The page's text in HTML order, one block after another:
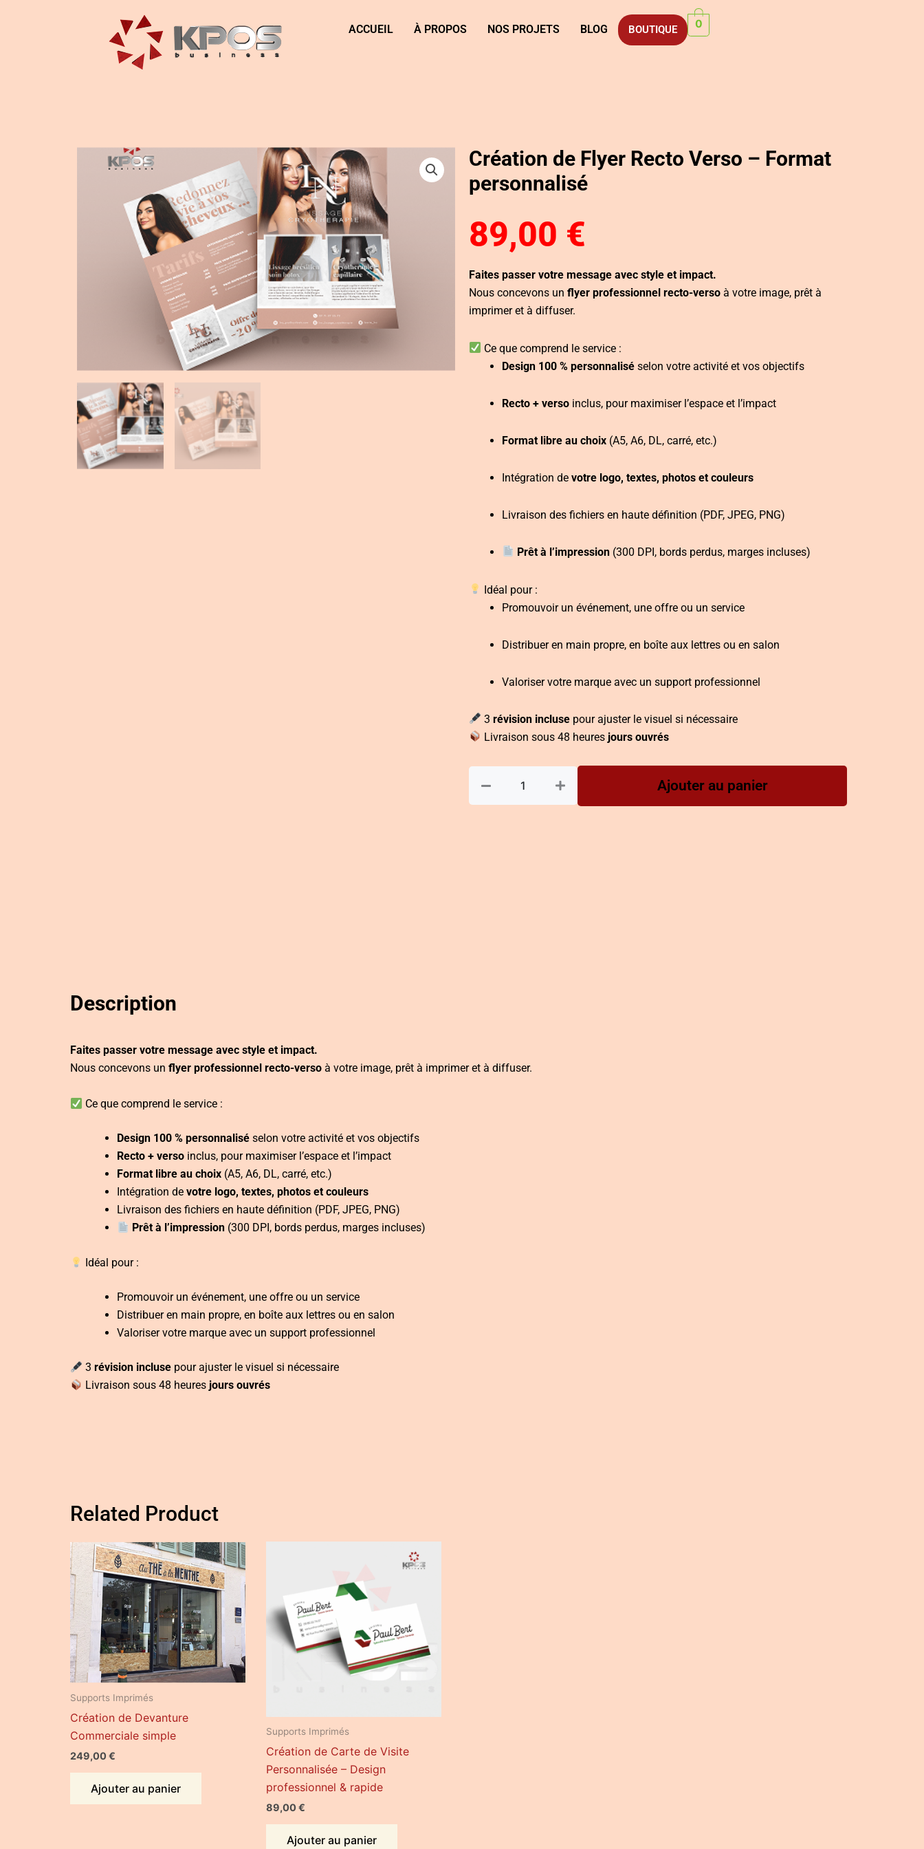
ACCUEIL À PROPOS NOS PROJETS BLOG BOUTIQUE 0
Création de Flyer Recto Verso – Format
personnalisé
89,00 €
Faites passer votre message avec style et impact.
Nous concevons un flyer professionnel recto-verso à votre image, prêt à
imprimer et à diffuser.
Ce que comprend le service :
Design 100 % personnalisé selon votre activité et vos objectifs
Recto + verso inclus, pour maximiser l’espace et l’impact
Format libre au choix (A5, A6, DL, carré, etc.)
Intégration de votre logo, textes, photos et couleurs
Livraison des fichiers en haute définition (PDF, JPEG, PNG)
Prêt à l’impression (300 DPI, bords perdus, marges incluses)
Idéal pour :
Promouvoir un événement, une offre ou un service
Distribuer en main propre, en boîte aux lettres ou en salon
Valoriser votre marque avec un support professionnel
3 révision incluse pour ajuster le visuel si nécessaire
Livraison sous 48 heures jours ouvrés
Ajouter au panier
Description
Faites passer votre message avec style et impact.
Nous concevons un flyer professionnel recto-verso à votre image, prêt à imprimer et à diffuser.
Ce que comprend le service :
Design 100 % personnalisé selon votre activité et vos objectifs
Recto + verso inclus, pour maximiser l’espace et l’impact
Format libre au choix (A5, A6, DL, carré, etc.)
Intégration de votre logo, textes, photos et couleurs
Livraison des fichiers en haute définition (PDF, JPEG, PNG)
Prêt à l’impression (300 DPI, bords perdus, marges incluses)
Idéal pour :
Promouvoir un événement, une offre ou un service
Distribuer en main propre, en boîte aux lettres ou en salon
Valoriser votre marque avec un support professionnel
3 révision incluse pour ajuster le visuel si nécessaire
Livraison sous 48 heures jours ouvrés
Related Product
Supports Imprimés
Création de Devanture
Commerciale simple
249,00 €
Ajouter au panier
Supports Imprimés
Création de Carte de Visite
Personnalisée – Design
professionnel & rapide
89,00 €
Ajouter au panier